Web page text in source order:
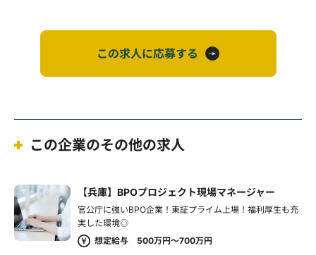
この求人に応募する
この企業のその他の求人
【兵庫】BPOプロジェクト現場マネージャー
官公庁に強いBPO企業！東証プライム上場！福利厚生も充
実した環境◎
想定給与 500万円～700万円